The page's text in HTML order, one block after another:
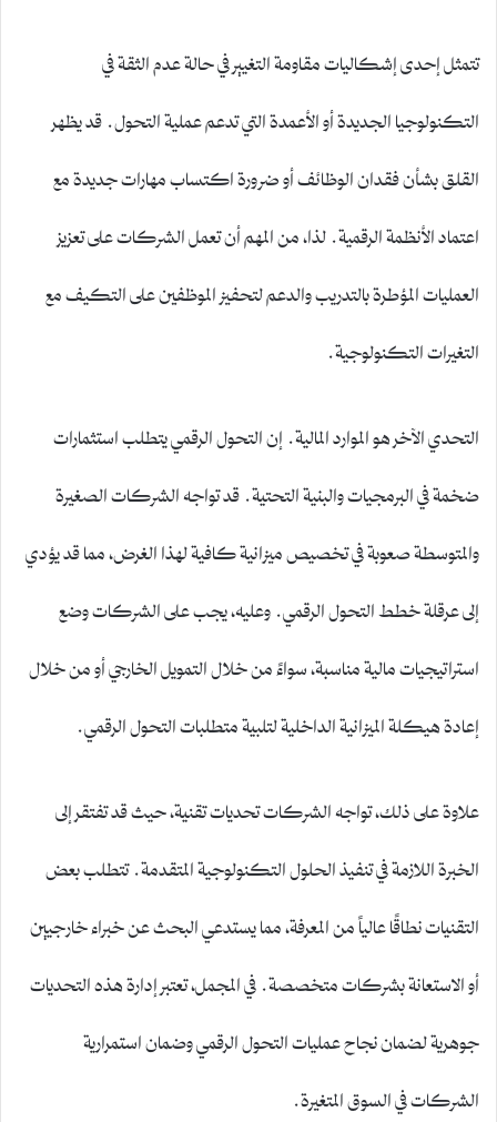
تتمثل إحدى إشكاليات مقاومة التغيير في حالة عدم الثقة في
التكنولوجيا الجديدة أو الأعمدة التي تدعم عملية التحول. قد يظهر
القلق بشأن فقدان الوظائف أو ضرورة اكتساب مهارات جديدة مع
اعتماد الأنظمة الرقمية. لذا، من المهم أن تعمل الشركات على تعزيز
العمليات المؤطرة بالتدريب والدعم لتحفيز الموظفين على التكيف مع
التغيرات التكنولوجية.
التحدي الآخر هو الموارد المالية. إن التحول الرقمي يتطلب استثمارات
ضخمة في البرمجيات والبنية التحتية. قد تواجه الشركات الصغيرة
والمتوسطة صعوبة في تخصيص ميزانية كافية لهذا الغرض، مما قد يؤدي
إلى عرقلة خطط التحول الرقمي. وعليه، يجب على الشركات وضع
استراتيجيات مالية مناسبة، سواءً من خلال التمويل الخارجي أو من خلال
إعادة هيكلة الميزانية الداخلية لتلبية متطلبات التحول الرقمي.
علاوة على ذلك، تواجه الشركات تحديات تقنية، حيث قد تفتقر إلى
الخبرة اللازمة في تنفيذ الحلول التكنولوجية المتقدمة. تتطلب بعض
التقنيات نطاقًا عالياً من المعرفة، مما يستدعي البحث عن خبراء خارجيين
أو الاستعانة بشركات متخصصة. في المجمل، تعتبر إدارة هذه التحديات
جوهرية لضمان نجاح عمليات التحول الرقمي وضمان استمرارية
الشركات في السوق المتغيرة.